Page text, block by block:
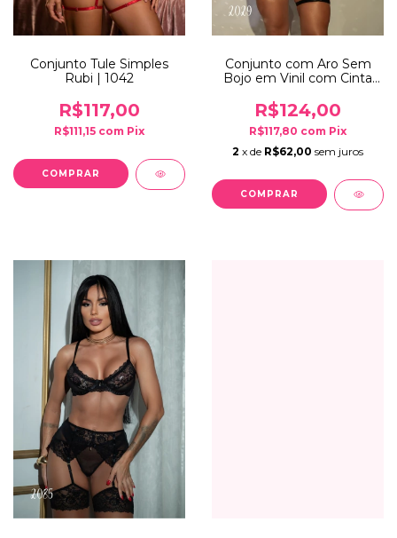
Conjunto Tule Simples
Rubi | 1042
R$117,00
R$111,15 com Pix
COMPRAR
Conjunto com Aro Sem
Bojo em Vinil com Cinta
R$124,00
R$117,80 com Pix
2 x de R$62,00 sem juros
COMPRAR